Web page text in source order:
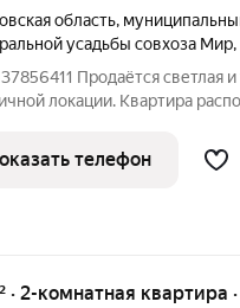
область,
усадьбы совхоза Мир,
Продаётся светлая
локации. Квартира
в шаговой доступности,
как для семьи,
телефон
· 2-комнатная квартира